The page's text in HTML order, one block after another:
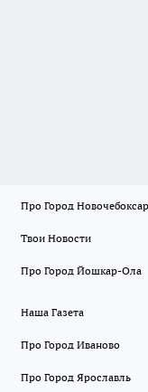
Про Город
Твои Новости
Про Город Йошкар-Ола
Наша Газета
Про Город Иваново
Про Город Ярославль